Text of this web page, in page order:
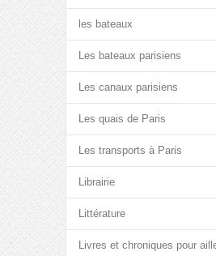
les bateaux
Les bateaux parisiens
Les canaux parisiens
Les quais de Paris
Les transports à Paris
Librairie
Littérature
Livres et chroniques pour